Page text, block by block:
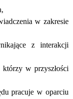
w zakresie
z interakcji
w przyszłości
pracuje w oparciu